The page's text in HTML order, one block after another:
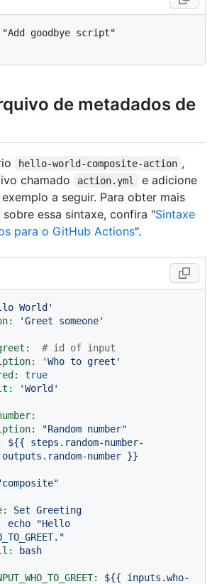
goodbye script"
de metadados de
hello-world-composite-action ,
chamado
action.yml
e adicione
a seguir. Para obter mais
essa sintaxe, confira "Sintaxe
para o GitHub Actions".
World'
'Greet someone'
# id of input
'Who to greet'
true
'World'
"Random number"
${{
steps.random-number-
number }}
Set Greeting
echo
"Hello
bash
${{
inputs.who-